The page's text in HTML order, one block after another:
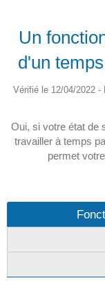
Un
d'un
Vérifié le 12/04/2022 -
Oui, si votre état de
travailler à temps
permet